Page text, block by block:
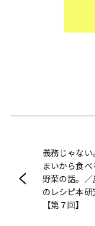
義務じゃない
まいから食べ
野菜の話。／
のレシピ本研
【第７回】